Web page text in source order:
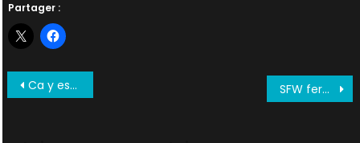
Partager :
Navigation
Ca y est X-FILES entre dans la légende + Audimat + Articles sur la fin de la série… SFW ferme ses portes + Audience d’M6 de mercredi…